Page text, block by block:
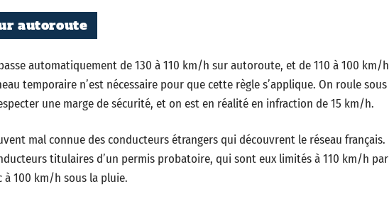
autoroute
automatiquement de 130 à 110 km/h sur autoroute, et de 110 à 100 km/h
temporaire n’est nécessaire pour que cette règle s’applique. On roule sous
une marge de sécurité, et on est en réalité en infraction de 15 km/h.
mal connue des conducteurs étrangers qui découvrent le réseau français.
titulaires d’un permis probatoire, qui sont eux limités à 110 km/h par
100 km/h sous la pluie.